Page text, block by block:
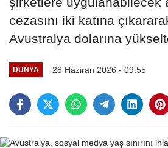
cezasını iki katına
Avustralya dolarına
DÜNYA 28 Haziran 2026 - 09:55